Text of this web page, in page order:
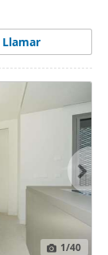
Llamar
1/40